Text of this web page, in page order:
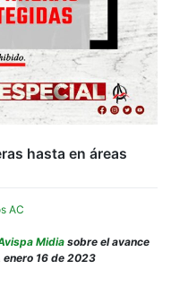
hasta en áreas
AC
Midiasobre el avance
enero 16 de 2023